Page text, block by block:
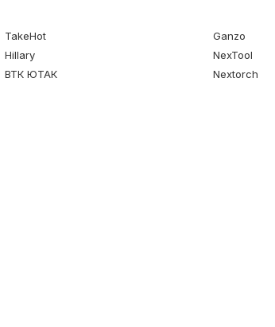
TakeHot
Hillary
ВТК ЮТАК
Ganzo
NexTool
Nextorch